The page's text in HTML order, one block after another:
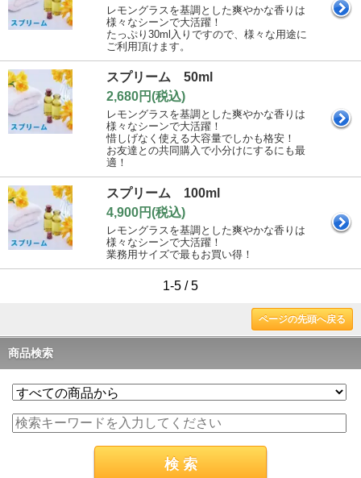
レモングラスを基調とした爽やかな香りは
様々なシーンで大活躍！
たっぷり30ml入りですので、様々な用途に
ご利用頂けます。
スプリーム 50ml
2,680円(税込)
レモングラスを基調とした爽やかな香りは
様々なシーンで大活躍！
惜しげなく使える大容量でしかも格安！
お友達との共同購入で小分けにするにも最
適！
スプリーム 100ml
4,900円(税込)
レモングラスを基調とした爽やかな香りは
様々なシーンで大活躍！
業務用サイズで最もお買い得！
1-5 / 5
ページの先頭へ戻る
商品検索